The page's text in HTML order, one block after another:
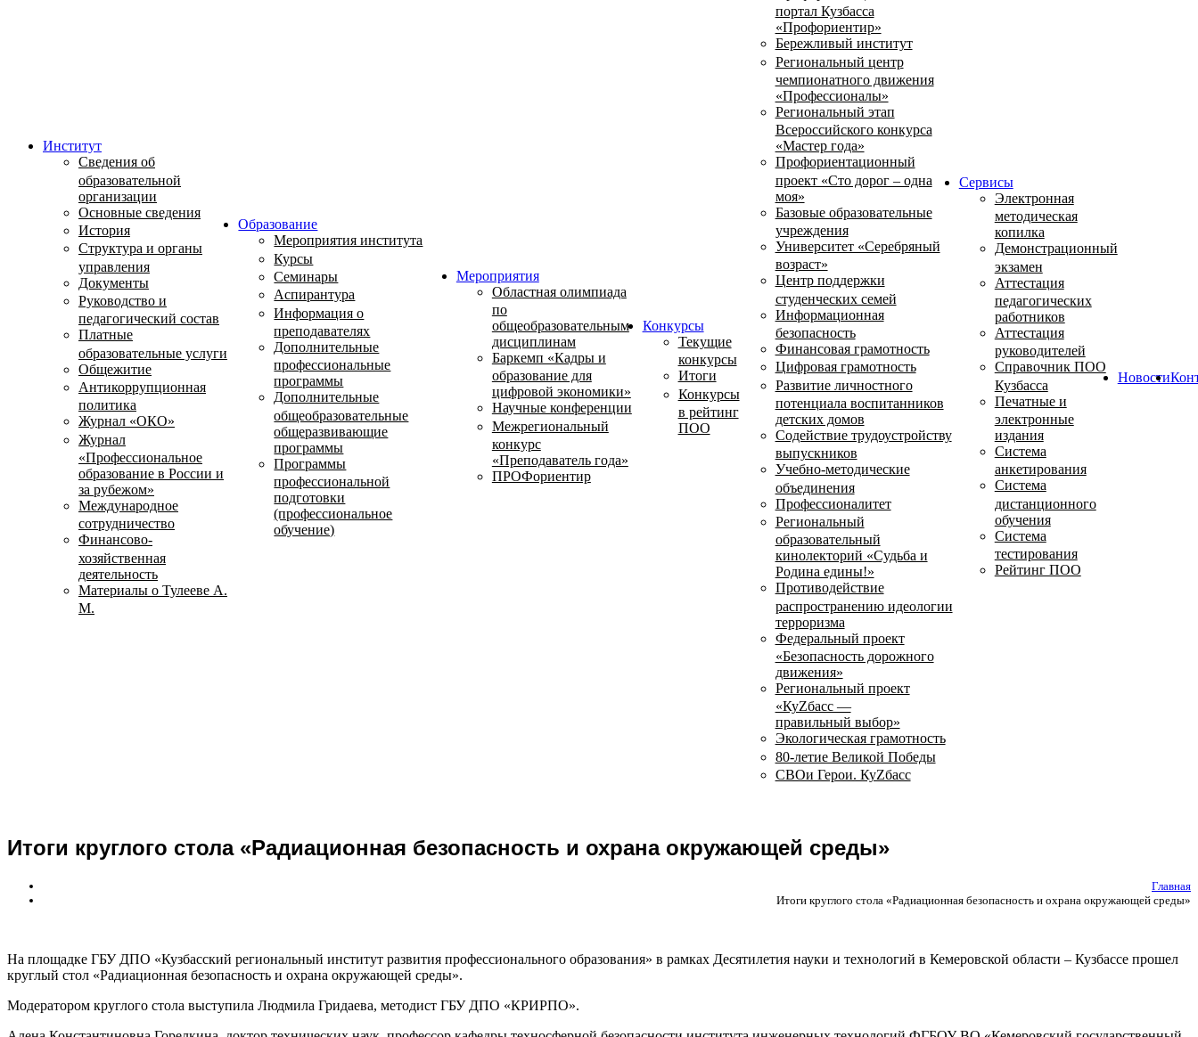
Институт
Сведения об
образовательной
организации
Основные сведения
История
Структура и органы
управления
Документы
Руководство и
педагогический состав
Платные
образовательные услуги
Общежитие
Антикоррупционная
политика
Журнал «ОКО»
Журнал
«Профессиональное
образование в России и
за рубежом»
Международное
сотрудничество
Финансово-
хозяйственная
деятельность
Материалы о Тулееве А.
М.
Образование
Мероприятия института
Курсы
Семинары
Аспирантура
Информация о
преподавателях
Дополнительные
профессиональные
программы
Дополнительные
общеобразовательные
общеразвивающие
программы
Программы
профессиональной
подготовки
(профессиональное
обучение)
Мероприятия
Областная олимпиада
по
общеобразовательным
дисциплинам
Баркемп «Кадры и
образование для
цифровой экономики»
Научные конференции
Межрегиональный
конкурс
«Преподаватель года»
ПРОФориентир
Конкурсы
Текущие
конкурсы
Итоги
Конкурсы
в рейтинг
ПОО
портал Кузбасса
«Профориентир»
Бережливый институт
Региональный центр
чемпионатного движения
«Профессионалы»
Региональный этап
Всероссийского конкурса
«Мастер года»
Профориентационный
проект «Сто дорог – одна
моя»
Базовые образовательные
учреждения
Университет «Серебряный
возраст»
Центр поддержки
студенческих семей
Информационная
безопасность
Финансовая грамотность
Цифровая грамотность
Развитие личностного
потенциала воспитанников
детских домов
Содействие трудоустройству
выпускников
Учебно-методические
объединения
Профессионалитет
Региональный
образовательный
кинолекторий «Судьба и
Родина едины!»
Противодействие
распространению идеологии
терроризма
Федеральный проект
«Безопасность дорожного
движения»
Региональный проект
«КуZбасс —
правильный выбор»
Экологическая грамотность
80-летие Великой Победы
СВОи Герои. КуZбасс
Сервисы
Электронная
методическая
копилка
Демонстрационный
экзамен
Аттестация
педагогических
работников
Аттестация
руководителей
Справочник ПОО
Кузбасса
Печатные и
электронные
издания
Система
анкетирования
Система
дистанционного
обучения
Система
тестирования
Рейтинг ПОО
Новости
Итоги круглого стола «Радиационная безопасность и охрана окружающей среды»
Главная
Итоги круглого стола «Радиационная безопасность и охрана окружающей среды»
На площадке ГБУ ДПО «Кузбасский региональный институт развития профессионального образования» в рамках Десятилетия науки и технологий в Кемеровской области – Кузбассе прошел
круглый стол «Радиационная безопасность и охрана окружающей среды».
Модератором круглого стола выступила Людмила Гридаева, методист ГБУ ДПО «КРИРПО».